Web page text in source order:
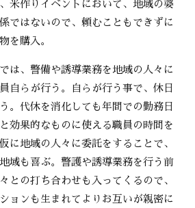
米作りイベントにおいて、地域の婆
ではないので、頼むこともできずに
を購入。
は、警備や誘導業務を地域の人々に
自らが行う。自らが行う事で、休日
。代休を消化しても年間での勤務日
効果的なものに使える職員の時間を
に地域の人々に委託をすることで、
域も喜ぶ。警護や誘導業務を行う前
との打ち合わせも入ってくるので、
ョンも生まれてよりお互いが親密に